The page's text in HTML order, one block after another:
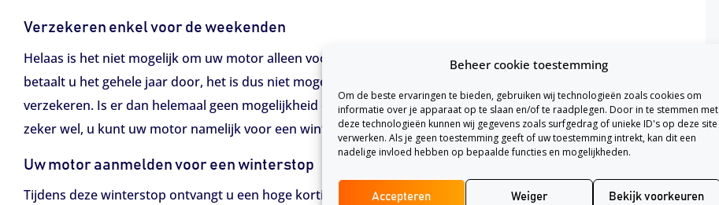
Beheer cookie toestemming
Om de beste ervaringen te bieden, gebruiken wij technologieën zoals cookies om
informatie over je apparaat op te slaan en/of te raadplegen. Door in te stemmen met
deze technologieën kunnen wij gegevens zoals surfgedrag of unieke ID's op deze site
verwerken. Als je geen toestemming geeft of uw toestemming intrekt, kan dit een
nadelige invloed hebben op bepaalde functies en mogelijkheden.
Accepteren Weiger Bekijk voorkeuren
Verzekeren enkel voor de weekenden
Helaas is het niet mogelijk om uw motor alleen voor het weekend te verzekeren. Een motorverzekering
betaalt u het gehele jaar door, het is dus niet mogelijk om uw motor alleen voor het weekend te laten
verzekeren. Is er dan helemaal geen mogelijkheid om uw motorverzekering op te schorten? Die is er
zeker wel, u kunt uw motor namelijk voor een winterstop aanmelden bij een aantal verzekeraars.
Uw motor aanmelden voor een winterstop
Tijdens deze winterstop ontvangt u een hoge korting op uw premie. De reden dat verzekeraars dit